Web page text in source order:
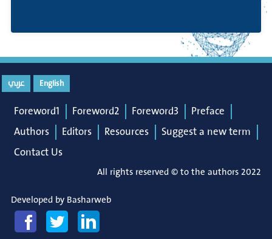
English عربي
Foreword1 Foreword2 Foreword3
Preface
Authors
Editors Resources
Suggest a new term
Contact Us
All rights reserved © to the authors 2022
Developed by Basharweb